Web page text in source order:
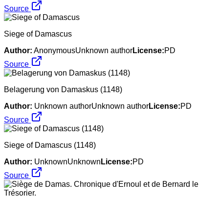
Source
Siege of Damascus
Author: AnonymousUnknown authorLicense:PD
Source
Belagerung von Damaskus (1148)
Author: Unknown authorUnknown authorLicense:PD
Source
Siege of Damascus (1148)
Author: UnknownUnknown License:PD
Source